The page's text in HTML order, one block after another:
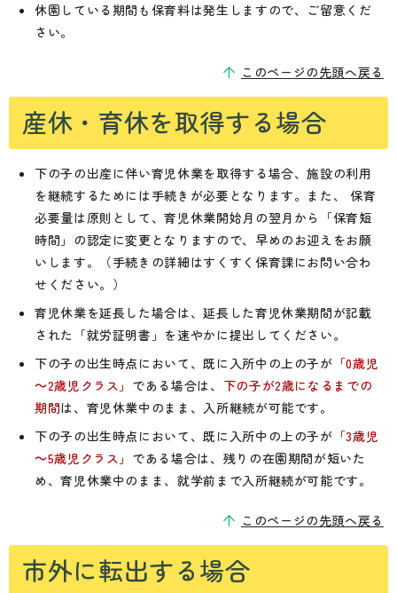
休園している期間も保育料は発生しますので、ご留意くだ
さい。
このページの先頭へ戻る
産休・育休を取得する場合
下の子の出産に伴い育児休業を取得する場合、施設の利用
を継続するためには手続きが必要となります。また、 保育
必要量は原則として、育児休業開始月の翌月から「保育短
時間」の認定に変更となりますので、早めのお迎えをお願
いします。（手続きの詳細はすくすく保育課にお問い合わ
せください。）
育児休業を延長した場合は、延長した育児休業期間が記載
された「就労証明書」を速やかに提出してください。
下の子の出生時点において、既に入所中の上の子が 「0歳児
～2歳児クラス」 である場合は、 下の子が2歳になるまでの
期間は、育児休業中のまま、入所継続が可能です。
下の子の出生時点において、既に入所中の上の子が 「3歳児
～5歳児クラス」 である場合は、残りの在園期間が短いた
め、育児休業中のまま、就学前まで入所継続が可能です。
このページの先頭へ戻る
市外に転出する場合